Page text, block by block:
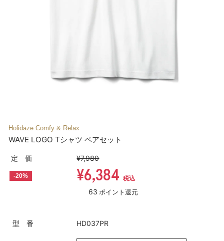
Holidaze Comfy & Relax
WAVE LOGO Tシャツ ペアセット
定 価 ¥7,980
-20% ¥6,384 税込
63 ポイント還元
型 番 HD037PR